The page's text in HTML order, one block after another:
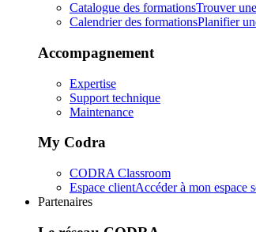
Catalogue des formationsTrouver
Calendrier des formationsPlanifier
Accompagnement
Expertise
Support technique
Maintenance
My Codra
CODRA Classroom
Espace clientAccéder à mon espace
Partenaires